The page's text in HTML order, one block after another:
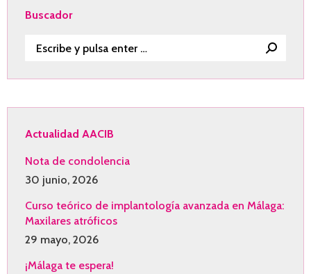
Buscador
Buscar:
Actualidad AACIB
Nota de condolencia
30 junio, 2026
Curso teórico de implantología avanzada en Málaga:
Maxilares atróficos
29 mayo, 2026
¡Málaga te espera!